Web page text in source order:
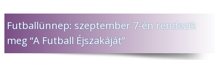
Futballünnep: szeptember 7-én rendezik
meg “A Futball Éjszakáját”